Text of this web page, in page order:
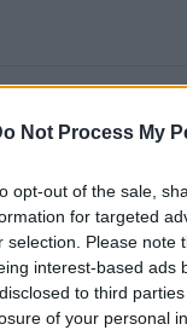
Not Process My
opt-out of the sale,
for targeted
selection. Please note
interest-based ads
to third
of your personal
2000, μιας και η
στη μεταφορά
The Legend of
στη σειρά
από το